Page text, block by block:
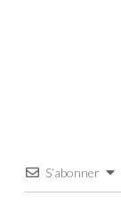
S’abonner